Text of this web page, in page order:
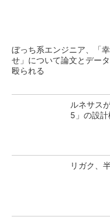
ぼっち系エンジニア、「幸
せ」について論文とデー
殴られる
ルネサス
5」の設
リガク、